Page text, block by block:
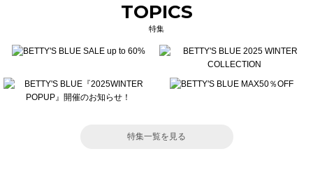
TOPICS
特集
特集一覧を見る